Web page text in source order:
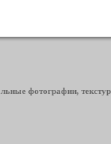
фотографии,